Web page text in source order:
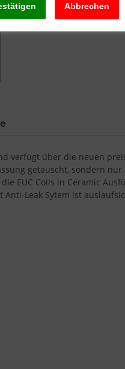
verfügt über die neuen
getauscht, sondern
EUC Coils in Ceramic
Leak Sytem ist